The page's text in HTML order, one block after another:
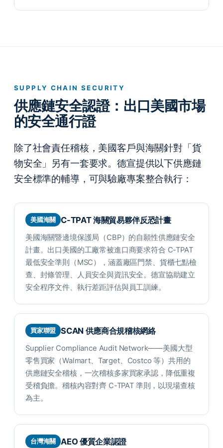
SUPPLY CHAIN SECURITY
供應鏈安全認證：出口美國市場
的安全通行證
除了社會責任稽核，美國客戶與海關針對「貨
物安全」另有一套要求。德宣提供以下供應鏈
安全標準的輔導，可與驗廠專案整合執行：
美國海關 C-TPAT 海關貿易夥伴反恐計畫
美國海關暨邊境保護局（CBP）的自願性供應鏈安全
計畫。出口美國的工廠常被進口商要求符合 C-TPAT
最低安全準則（MSC），涵蓋廠區門禁、貨櫃七點檢
查、封條管理、人員安全與資訊安全。德宣協助建立
安全程序文件、執行差距評估與員工訓練。
買家聯盟 SCAN 供應商合規稽核網絡
Supplier Compliance Audit Network——美國大型
零售買家（Walmart、Target、Costco 等）共用的
供應鏈安全稽核，一次稽核多家買家承認，降低重複
受稽負擔。稽核內容對齊 C-TPAT 準則，以現場查核
為主。
台灣海關 AEO 優質企業認證